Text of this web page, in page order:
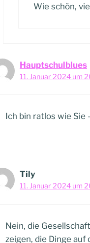
Wie schön,
Hauptschulblues
11. Januar 2024 um
Ich bin ratlos wie Sie
Tily
11. Januar 2024 um
Nein, die
zeigen, die Dinge